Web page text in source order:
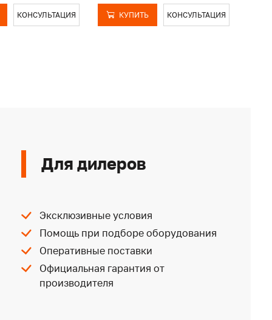
КОНСУЛЬТАЦИЯ КУПИТЬ КОНСУЛЬТАЦИЯ
Для дилеров
Эксклюзивные условия
Помощь при подборе оборудования
Оперативные поставки
Официальная гарантия от
производителя